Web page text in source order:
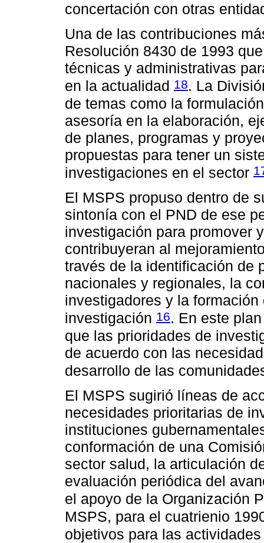
concertación con otras
Una de las contribuciones
Resolución 8430 de 1993
técnicas y administrativas
en la actualidad 18. La
de temas como la
asesoría en la elaboración,
de planes, programas y
propuestas para tener un
investigaciones en el sector
El MSPS propuso dentro de
sintonía con el PND de ese
investigación para promover
contribuyeran al
través de la identificación de
nacionales y regionales, la
investigadores y la
investigación 16. En este
que las prioridades de
de acuerdo con las
desarrollo de las
El MSPS sugirió líneas de
necesidades prioritarias de
instituciones
conformación de una
sector salud, la articulación
evaluación periódica del
el apoyo de la Organización
MSPS, para el cuatrienio
objetivos para las